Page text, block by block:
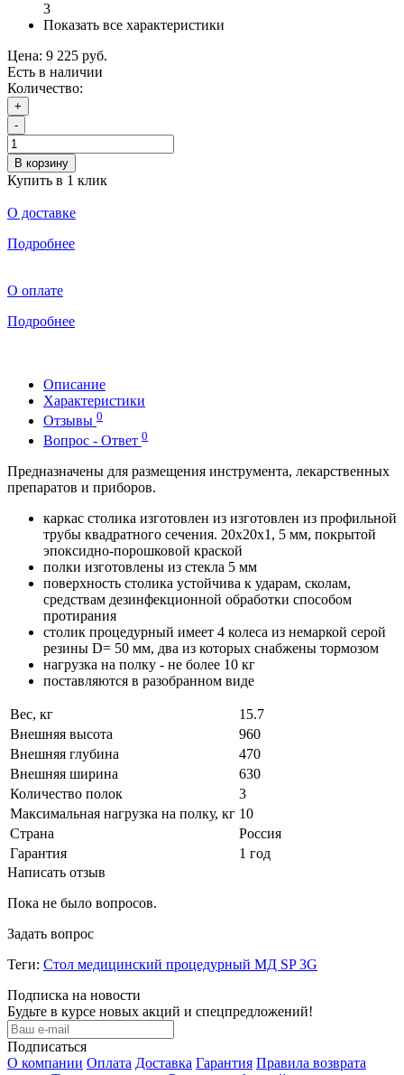
3
Показать все характеристики
Цена: 9 225 руб.
Есть в наличии
Количество:
+
-
В корзину
Купить в 1 клик
О доставке
Подробнее
О оплате
Подробнее
Описание
Характеристики
Отзывы 0
Вопрос - Ответ 0
Предназначены для размещения инструмента, лекарственных
препаратов и приборов.
каркас столика изготовлен из изготовлен из профильной
трубы квадратного сечения. 20х20х1, 5 мм, покрытой
эпоксидно-порошковой краской
полки изготовлены из стекла 5 мм
поверхность столика устойчива к ударам, сколам,
средствам дезинфекционной обработки способом
протирания
столик процедурный имеет 4 колеса из немаркой серой
резины D= 50 мм, два из которых снабжены тормозом
нагрузка на полку - не более 10 кг
поставляются в разобранном виде
Вес, кг
15.7
Внешняя высота
960
Внешняя глубина
470
Внешняя ширина
630
Количество полок
3
Максимальная нагрузка на полку, кг 10
Страна
Россия
Гарантия
1 год
Написать отзыв
Пока не было вопросов.
Задать вопрос
Теги: Стол медицинский процедурный МД SP 3G
Подписка на новости
Будьте в курсе новых акций и спецпредложений!
Подписаться
О компании Оплата Доставка Гарантия Правила возврата